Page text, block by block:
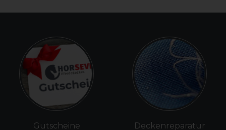
Gutscheine Deckenreparatur